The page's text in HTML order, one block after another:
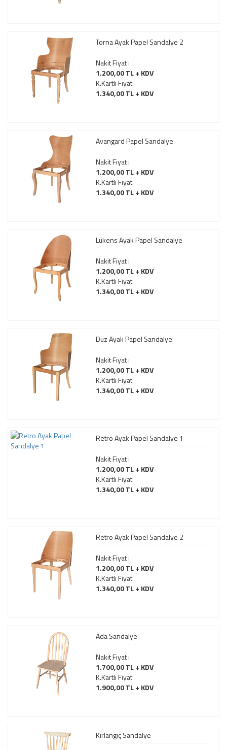
Torna Ayak Papel Sandalye 2
Nakit Fiyat :
1.200,00 TL + KDV
K.Kartlı Fiyat
1.340,00 TL + KDV
Avangard Papel Sandalye
Nakit Fiyat :
1.200,00 TL + KDV
K.Kartlı Fiyat
1.340,00 TL + KDV
Lükens Ayak Papel Sandalye
Nakit Fiyat :
1.200,00 TL + KDV
K.Kartlı Fiyat
1.340,00 TL + KDV
Düz Ayak Papel Sandalye
Nakit Fiyat :
1.200,00 TL + KDV
K.Kartlı Fiyat
1.340,00 TL + KDV
Retro Ayak Papel Sandalye 1
Nakit Fiyat :
1.200,00 TL + KDV
K.Kartlı Fiyat
1.340,00 TL + KDV
Retro Ayak Papel Sandalye 2
Nakit Fiyat :
1.200,00 TL + KDV
K.Kartlı Fiyat
1.340,00 TL + KDV
Ada Sandalye
Nakit Fiyat :
1.700,00 TL + KDV
K.Kartlı Fiyat
1.900,00 TL + KDV
Kırlangıç Sandalye